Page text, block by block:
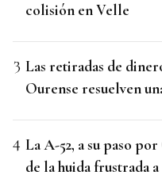
colisión en Velle
Las retiradas de
Ourense resuelven
La A-52, a su paso
de la huida frustrada